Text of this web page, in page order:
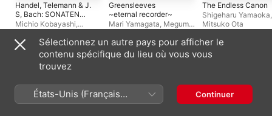
Handel, Telemann & J.
S, Bach: SONATEN
FÜR BLOCKFLÖTE
Michio Kobayashi,
Yamaoka, Sadao
Udagawa
Greensleeves
~eternal recorder~
Mari Yamagata, Megumi
Shigeharu Yamaoka, Ai
Asai ,Asuka Takahashi,
Mitsuko Ohta
The Endless Canon
Shigeharu Yamaoka,
Mitsuko Ota
Compilations
Sélectionnez un autre pays pour afficher le
contenu spécifique du lieu où vous vous
trouvez
États-Unis (Français
France)
Continuer